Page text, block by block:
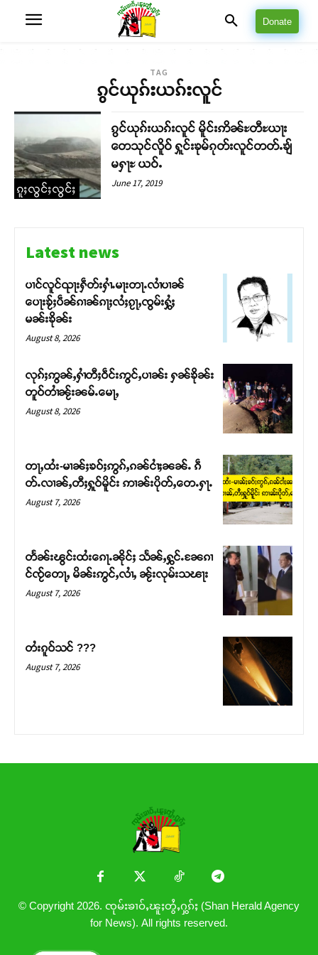
တႃႇႁႂ်ႈသဵင်ၵၢင်ၸႂ်ၵူၼ်းမိူင်း ၵူႈတီႈၵူႈလႅၼ်ပေႃးတေၸွ
တ်ႇ တူဝ်ႈလုမ်ႈၾႃႉၼၼ်ႉ ၶဝ်ႈႁူမ်ႈၵမ်ႉထႅမ် ၸုမ်းၶၢ
ဝ်ႇၽူႈတွႆႇႁွၵ်ႈ လႆႈယူႇၶႃႈဢေႃႈ။
Donate
TAG
ၵွင်ယုၵ်းယၵ်းလူင်
ၵူႈလွင်ႈလွင်ႈ
ၵွင်ယုၵ်းယၵ်းလူင် မိူင်းဢိၼ်ႊတီႊယႃး
တေသုင်လိူဝ် ႁူင်းၶုမ်ၵုတ်းလူင်တတ်ႉၶျ်
မႁႃႊ ယဝ်ႉ
June 17, 2019
Latest news
ပၢင်လူင်ၺႃးႁဵတ်းႁၢႆႉမႃးတႃႉလၢႆပၢၼ် ​​
ပေႃးၶႂ်ႈပဵၼ်ၵၢၼ်ၵႃႈလႆႈၵႂႃႇၸွမ်းႁွႆႈ
မၼ်းၶိုၼ်း
August 8, 2026
လုၵ်ႈဢွၼ်ႇႁၢႆတီႈဝဵင်းဢွင်ႇပၢၼ်း ႁၼ်ၶိုၼ်း
တူဝ်တၢႆၼႂ်းၼမ်ႉမေႃႇ
August 8, 2026
တႃႇထႆး-မၢၼ်ႈၶဝ်ႈဢွၵ်ႇၵၼ်ငၢႆႈၼၼ်ႉ ၵဵ
တ်ႉလၢၼ်ႇတီႈႁူဝ်မိူင်း ဢၢၼ်းပိုတ်ႇတေႉႁႃႉ
August 7, 2026
တႅၼ်းၽွင်းထႆးၵေႃႉၼိုင်ႈ သႅၼ်ႇႁွင်ႉၼႄၵၢ
င်ၸႂ်တေႃႇ မိၼ်းဢွင်ႇလၢႆႇ ၼႂ်းလုမ်းသၽႃး
August 7, 2026
တႆးၵူဝ်သင် ???
August 7, 2026
© Copyright 2026. ၸုမ်းၶၢဝ်ႇၽူႈတွႆႇႁွၵ်ႈ (Shan Herald Agency
for News). All rights reserved.